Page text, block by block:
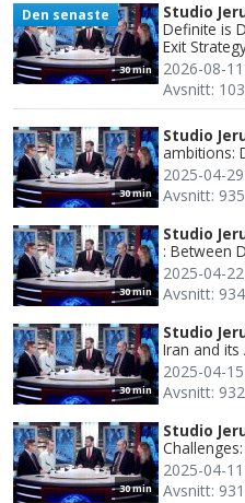
30 min
Den senaste Studio
Definite is
Exit
2026-08-
Avsnitt:
30 min
Studio
ambitions:
2025-04-
Avsnitt: 935
30 min
Studio
: Between
2025-04-
Avsnitt: 934
30 min
Studio
Iran and
2025-04-
Avsnitt: 932
30 min
Studio
2025-04-
Avsnitt: 931